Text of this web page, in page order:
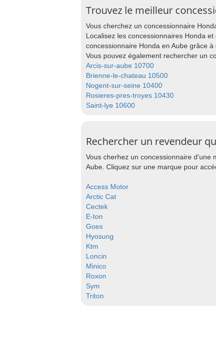
Trouvez le meilleur
Vous cherchez un concessionnaire
Localisez les concessionnaires Honda
concessionnaire Honda en Aube grâce
Vous pouvez également rechercher un
Arcis-sur-aube 10700
Brienne-le-chateau 10500
Nogent-sur-seine 10400
Rosieres-pres-troyes 10430
Saint-lye 10600
Rechercher un revendeur
Vous cherhez un concessionnaire d'une
Aube. Cliquez sur une marque pour
Access Motor
Arctic Cat
Cectek
E-ton
Goes
Hyosung
Ktm
Loncin
Minico
Roxon
Sym
Triton